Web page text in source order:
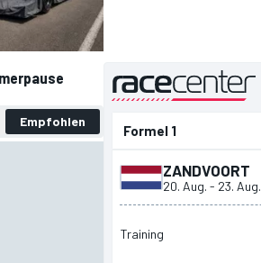
Empfohlen
ZANDVOORT
20. Aug. - 23. Aug.
Training